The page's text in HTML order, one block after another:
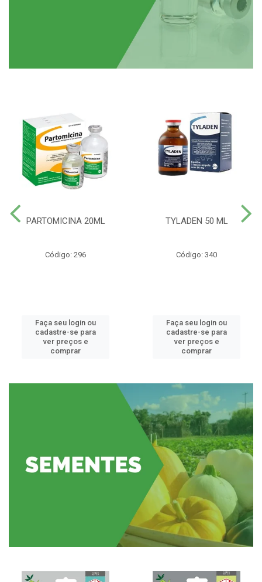
PARTOMICINA 20ML
Código: 296
Faça seu login ou
cadastre-se para
ver preços e
comprar
TYLADEN 50 ML
Código: 340
Faça seu login ou
cadastre-se para
ver preços e
comprar